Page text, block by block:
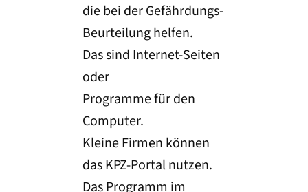
die bei der Gefährdungs-
Beurteilung helfen.
Das sind Internet-Seiten
oder
Programme für den
Computer.
Kleine Firmen können
das KPZ-Portal nutzen.
Das Programm im